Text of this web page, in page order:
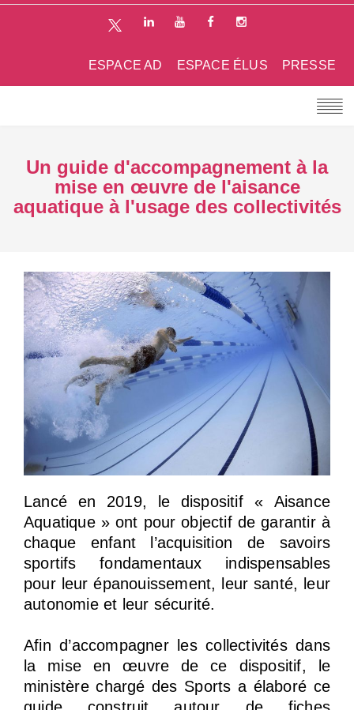
PRESSE
ESPACE ÉLUS
ESPACE AD
Un guide d'accompagnement à la
mise en œuvre de l'aisance
aquatique à l'usage des collectivités
Lancé en 2019, le dispositif « Aisance
Aquatique » ont pour objectif de garantir à
chaque enfant l’acquisition de savoirs
sportifs fondamentaux indispensables
pour leur épanouissement, leur santé, leur
autonomie et leur sécurité.
Afin d’accompagner les collectivités dans
la mise en œuvre de ce dispositif, le
ministère chargé des Sports a élaboré ce